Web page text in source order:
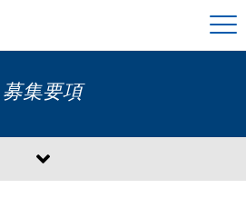
募集要項